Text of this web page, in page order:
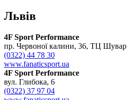
Львів
4F Sport Performance
пр. Червоної калини, 36, ТЦ Шувар
(0322) 44 78 30
www.fanaticsport.ua
4F Sport Performance
вул. Глибока, 6
(0322) 37 97 04